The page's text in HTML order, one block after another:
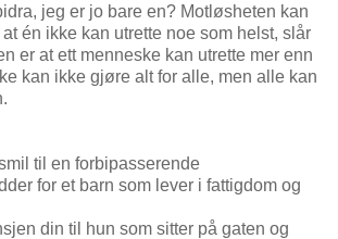
jeg er jo bare en? Motløsheten kan
én ikke kan utrette noe som helst, slår
er at ett menneske kan utrette mer enn
kan ikke gjøre alt for alle, men alle kan
til en forbipasserende
for et barn som lever i fattigdom og
din til hun som sitter på gaten og